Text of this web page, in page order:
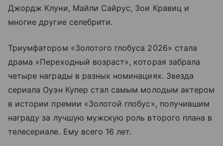
Джордж Клуни, Майли Сайрус, Зои Кравиц и
многие другие селебрити.
Триумфатором «Золотого глобуса 2026» стала
драма «Переходный возраст», которая забрала
четыре награды в разных номинациях. Звезда
сериала Оуэн Купер стал самым молодым актером
в истории премии «Золотой глобус», получившим
награду за лучшую мужскую роль второго плана в
телесериале. Ему всего 16 лет.